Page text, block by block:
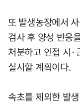
또 발생농장에서
검사 후 양성 반응
처분하고 인접 시·
실시할 계획이다.
속초를 제외한 발